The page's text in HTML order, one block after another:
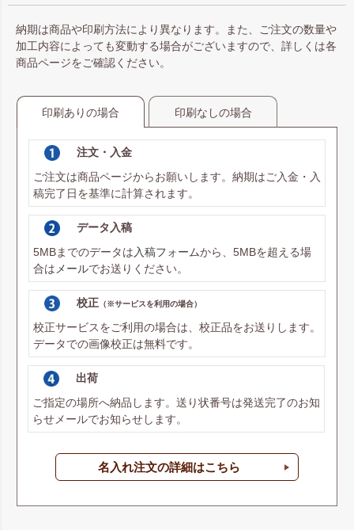
納期は商品や印刷方法により異なります。また、ご注文の数量や
加工内容によっても変動する場合がございますので、詳しくは各
商品ページをご確認ください。
印刷ありの場合 印刷なしの場合
注文・入金
ご注文は商品ページからお願いします。納期はご入金・入
稿完了日を基準に計算されます。
データ入稿
5MBまでのデータは 入稿フォームから、5MBを超える場
合は メールでお送りください。
校正 （※サービスを利用の場合）
校正サービスをご利用の場合は、校正品をお送りします。
データでの画像校正は無料です。
出荷
ご指定の場所へ納品します。送り状番号は発送完了のお知
らせメールでお知らせします。
名入れ注文の詳細はこちら